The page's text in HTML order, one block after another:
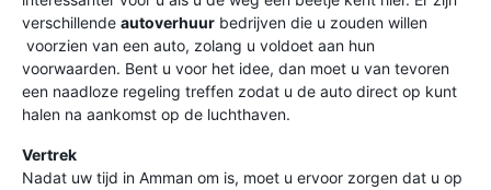
verschillende autoverhuur bedrijven die u zouden willen
voorzien van een auto, zolang u voldoet aan hun
voorwaarden. Bent u voor het idee, dan moet u van tevoren
een naadloze regeling treffen zodat u de auto direct op kunt
halen na aankomst op de luchthaven.
Vertrek
Nadat uw tijd in Amman om is, moet u ervoor zorgen dat u op